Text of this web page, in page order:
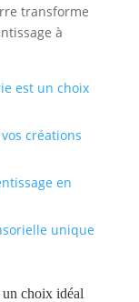
transforme
à
est un choix
créations
en
unique
choix idéal